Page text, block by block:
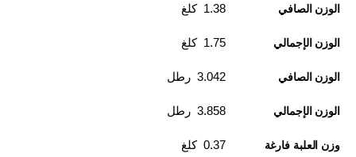
الوزن الصافي 1.38 كلغ
الوزن الإجمالي 1.75 كلغ
الوزن الصافي 3.042 رطل
الوزن الإجمالي 3.858 رطل
وزن العلبة فارغة 0.37 كلغ